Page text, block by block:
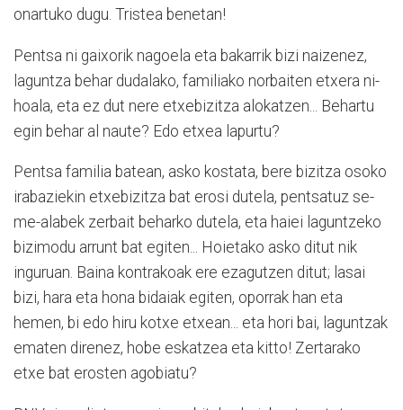
onartuko dugu. Tristea benetan!
Pentsa ni gaixorik nagoela eta bakarrik bizi naizenez,
laguntza behar dudalako, fa­miliako norbaiten etxera ni­
ho­­ala, eta ez dut nere etxebizitza alokatzen... Behartu
egin behar al naute? Edo etxea lapurtu?
Pentsa familia batean, as­ko kostata, bere bizitza osoko
irabaziekin etxebizitza bat erosi dutela, pentsatuz se­
me-alabek zerbait beharko du­tela, eta haiei laguntzeko
bizimodu arrunt bat egiten... Hoietako asko ditut nik
inguruan. Baina kontrakoak ere ezagutzen ditut; lasai
bizi, hara eta hona bidaiak egiten, oporrak han eta
hemen, bi edo hiru kotxe etxean... eta hori bai, laguntzak
ematen direnez, hobe eskatzea eta kitto! Zertarako
etxe bat erosten agobiatu?